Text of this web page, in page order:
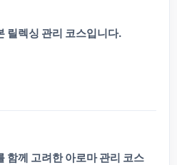
릴렉싱 관리 코스입니다.
함께 고려한 아로마 관리 코스